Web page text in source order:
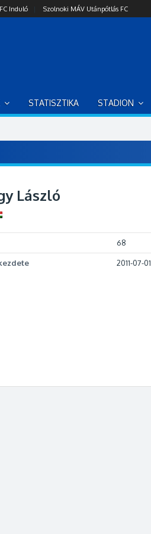
Induló | Szolnoki MÁV Utánpótlás FC
STATISZTIKA STADION
László
68
2011-07-01